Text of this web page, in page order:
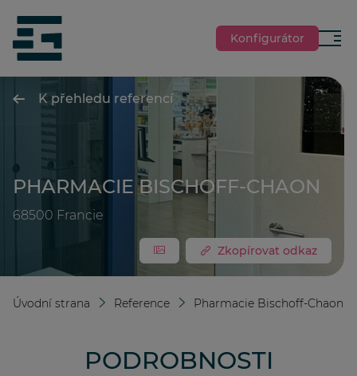
siteLogo
Konfigurátor
Menu
K přehledu referencí
PHARMACIE BISCHOFF-CHAON
68500 Francie
Zkopírovat odkaz
Úvodní strana Reference Pharmacie Bischoff-Chaon
PODROBNOSTI